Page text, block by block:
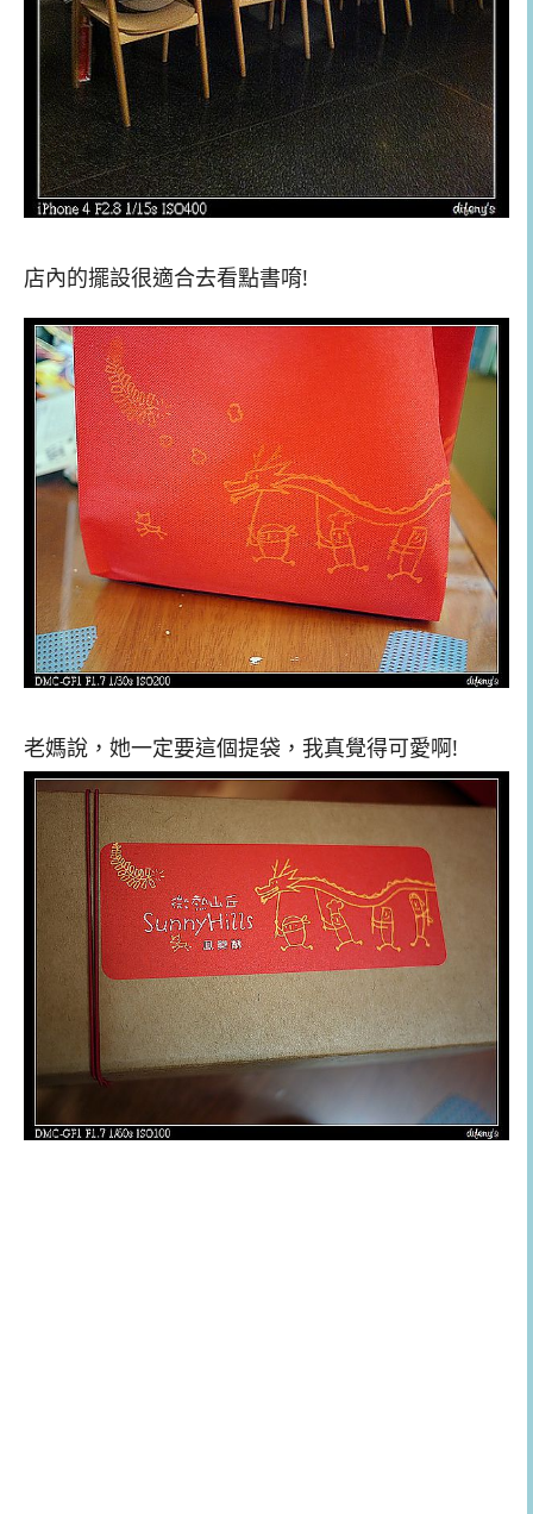
店內的擺設很適合去看點書唷!
老媽說，她一定要這個提袋，我真覺得可愛啊!